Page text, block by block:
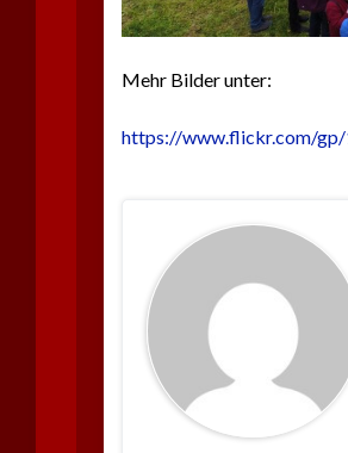
Mehr Bilder unter:
https://www.flickr.com/